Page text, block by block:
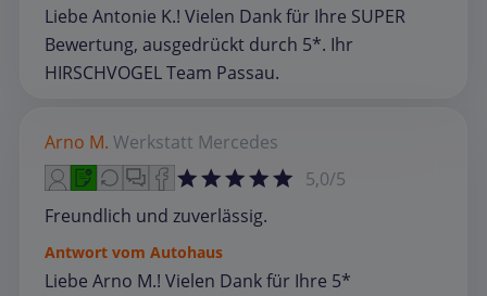
Liebe Antonie K.! Vielen Dank für Ihre SUPER
Bewertung, ausgedrückt durch 5*. Ihr
HIRSCHVOGEL Team Passau.
Arno M. Werkstatt Mercedes
5,0/5
Freundlich und zuverlässig.
Antwort vom Autohaus
Liebe Arno M.! Vielen Dank für Ihre 5*